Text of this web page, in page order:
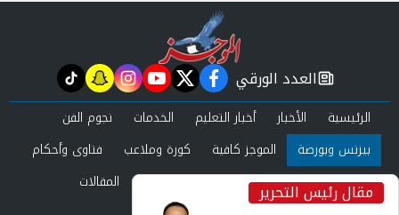
مقال رئيس التحرير
newspaper
العدد الورقي facebook
twitter
youtube
instagram
snapchat
tiktok
الرئيسية الأخبار أخبار التعليم الخدمات
نجوم الفن
بيزنس وبورصة
الموجز كافية كورة وملاعب
فتاوى وأحكام
صحة وجمال
عرب وعالم حوادث ومحاكم
المقالات